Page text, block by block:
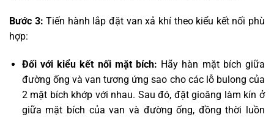
Bước 3: Tiến hành lắp đặt van xả khí theo kiểu kết nối phù
hợp:
Đối với kiểu kết nối mặt bích: Hãy hàn mặt bích giữa
đường ống và van tương ứng sao cho các lỗ bulong của
2 mặt bích khớp với nhau. Sau đó, đặt gioăng làm kín ở
giữa mặt bích của van và đường ống, đồng thời luồn